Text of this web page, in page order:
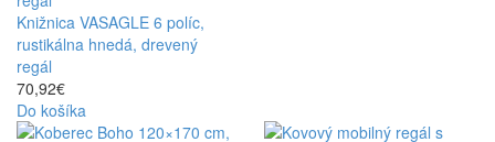
Knižnica VASAGLE 6 políc,
rustikálna hnedá, drevený
regál
70,92€
Do košíka